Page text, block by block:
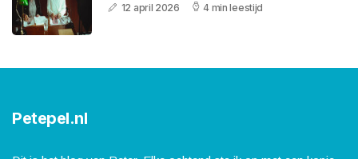
12 april 2026 4 min leestijd
Petepel.nl